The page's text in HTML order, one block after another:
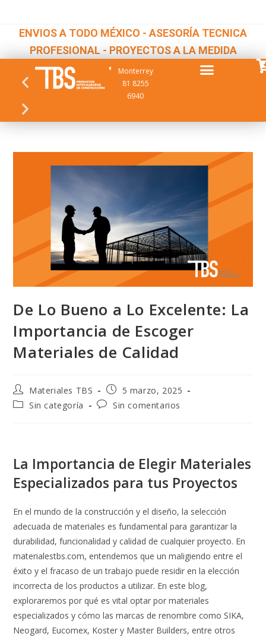
ENVIOS A TODO MÉXICO - ASESORÍA TECNICA
PROFESIONAL - PROYECTOS A LA MEDIDA
Monterrey
81 8255
6940
De Lo Bueno a Lo Excelente: La
Importancia de Escoger
Materiales de Calidad
Materiales TBS
5 marzo, 2025
Sin categoría
Sin comentarios
La Importancia de Elegir Materiales
Especializados para tus Proyectos
En el mundo de la construcción y el diseño, la selección
adecuada de materiales es fundamental para garantizar la
durabilidad, funcionalidad y calidad de cualquier proyecto. En
materialestbs.com, entendemos que un maligiendo entre el
éxito y el fracaso de un trabajo puede residir en la elección
incorrecta de los productos a utilizar. En este blog,
exploraremos por qué es vital optar por materiales
especializados y cómo las marcas de renombre como SIKA,
Neogard, Eucomex, Koster y Master Builders, entre otros